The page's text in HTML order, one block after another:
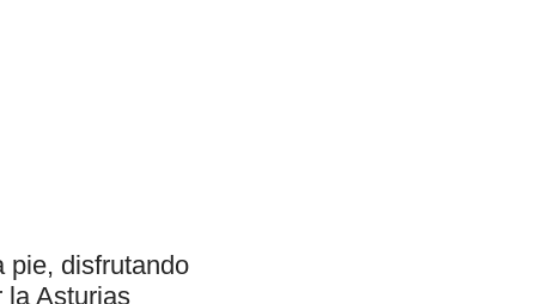
pie, disfrutando
la Asturias